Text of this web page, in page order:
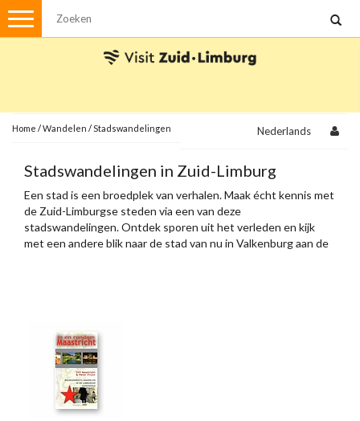
Menu
Met de auto
Visvergunningen
Brochures en kaarten
Plattegronden
Uit de streek
Ansichtkaarten
Home /Wandelen /Stadswandelingen Nederlands
Stadswandelingen in Zuid-Limburg
Een stad is een broedplek van verhalen. Maak écht kennis met
de Zuid-Limburgse steden via een van deze
stadswandelingen. Ontdek sporen uit het verleden en kijk
met een andere blik naar de stad van nu in Valkenburg aan de